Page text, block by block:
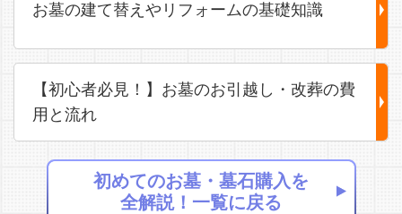
お墓の建て替えやリフォームの基礎知識
【初心者必見！】お墓のお引越し・改葬の費
用と流れ
初めてのお墓・墓石購入を
全解説！一覧に戻る